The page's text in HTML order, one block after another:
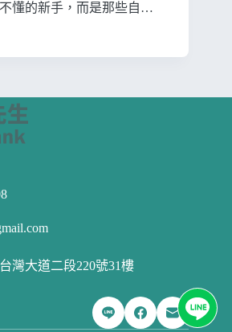
懂的新手，而是那些自…
灣大道二段220號31樓